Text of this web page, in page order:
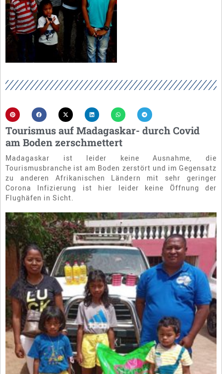
Tourismus auf Madagaskar- durch Covid
am Boden zerschmettert
Madagaskar ist leider keine Ausnahme, die
Tourismusbranche ist am Boden zerstört und im Gegensatz
zu anderen Afrikanischen Ländern mit sehr geringer
Corona Infizierung ist hier leider keine Öffnung der
Flughäfen in Sicht.